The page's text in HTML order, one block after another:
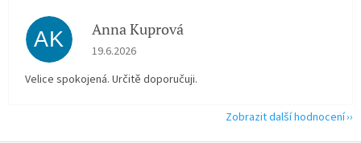
AK Anna Kuprová
Hodnocení obchodu je 5 z 5 hvězdiček.
19.6.2026
Velice spokojená. Určitě doporučuji.
Zobrazit další hodnocení